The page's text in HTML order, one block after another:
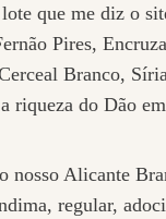
que me diz o
Pires,
Branco,
riqueza do Dão
nosso Alicante
regular,